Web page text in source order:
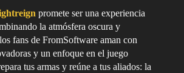
promete ser una experiencia
la atmósfera oscura y
fans de FromSoftware aman con
y un enfoque en el juego
tus armas y reúne a tus aliados: la